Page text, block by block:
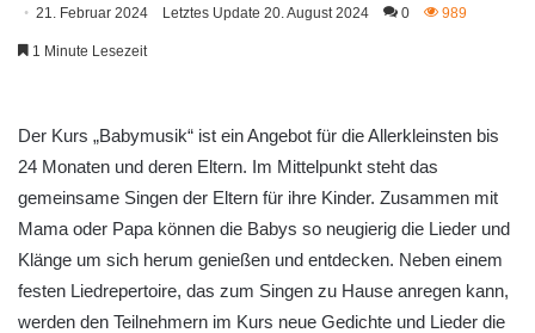
21. Februar 2024 Letztes Update 20. August 2024 0 989
1 Minute Lesezeit
Der Kurs „Babymusik“ ist ein Angebot für die Allerkleinsten bis
24 Monaten und deren Eltern. Im Mittelpunkt steht das
gemeinsame Singen der Eltern für ihre Kinder. Zusammen mit
Mama oder Papa können die Babys so neugierig die Lieder und
Klänge um sich herum genießen und entdecken. Neben einem
festen Liedrepertoire, das zum Singen zu Hause anregen kann,
werden den Teilnehmern im Kurs neue Gedichte und Lieder die